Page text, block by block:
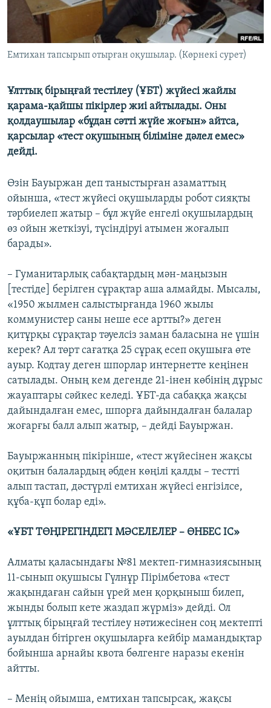
ЖАЗЫЛЫҢЫЗ
Емтихан тапсырып отырған оқушылар. (Көрнекі сурет)
Ұлттық бірыңғай тестілеу (ҰБТ) жүйесі жайлы
қарама-қайшы пікірлер жиі айтылады. Оны
қолдаушылар «бұдан сәтті жүйе жоғын» айтса,
қарсылар «тест оқушының біліміне дәлел емес»
дейді.
Өзін Бауыржан деп таныстырған азаматтың
ойынша, «тест жүйесі оқушыларды робот сияқты
тәрбиелеп жатыр – бұл жүйе енгелі оқушылардың
өз ойын жеткізуі, түсіндіруі атымен жоғалып
барады».
– Гуманитарлық сабақтардың мән-маңызын
[тестіде] берілген сұрақтар аша алмайды. Мысалы,
«1950 жылмен салыстырғанда 1960 жылы
коммунистер саны неше есе артты?» деген
қитұрқы сұрақтар тәуелсіз заман баласына не үшін
керек? Ал төрт сағатқа 25 сұрақ есеп оқушыға өте
ауыр. Кодтау деген шпорлар интернетте кеңінен
сатылады. Оның кем дегенде 21-інен көбінің дұрыс
жауаптары сәйкес келеді. ҰБТ-да сабаққа жақсы
дайындалған емес, шпорға дайындалған балалар
жоғарғы балл алып жатыр, – дейді Бауыржан.
Бауыржанның пікірінше, «тест жүйесінен жақсы
оқитын балалардың әбден көңілі қалды – тестті
алып тастап, дәстүрлі емтихан жүйесі енгізілсе,
құба-құп болар еді».
«ҰБТ ТӨҢІРЕГІНДЕГІ МӘСЕЛЕЛЕР – ӨНБЕС ІС»
Алматы қаласындағы №81 мектеп-гимназиясының
11-сынып оқушысы Гүлнұр Пірімбетова «тест
жақындаған сайын үрей мен қорқыныш билеп,
жынды болып кете жаздап жүрміз» дейді. Ол
ұлттық бірыңғай тестілеу нәтижесінен соң мектепті
ауылдан бітірген оқушыларға кейбір мамандықтар
бойынша арнайы квота бөлгенге наразы екенін
айтты.
– Менің ойымша, емтихан тапсырсақ, жақсы